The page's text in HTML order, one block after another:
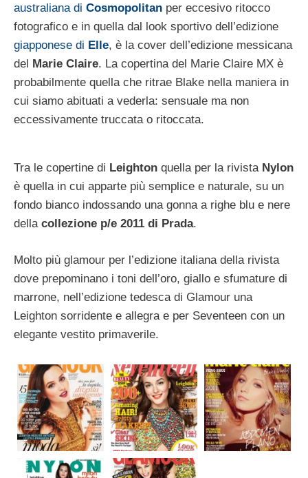
australiana di Cosmopolitan per eccesivo ritocco
fotografico e in quella dal look sportivo dell’edizione
giapponese di Elle, è la cover dell’edizione messicana
del
Marie Claire. La copertina del Marie Claire MX è
probabilmente quella che ritrae Blake nella maniera in
cui siamo abituati a vederla: sensuale ma non
eccessivamente truccata o ritoccata.
Tra le copertine di Leighton quella per la rivista Nylon
è quella in cui apparte più semplice e naturale, su un
fondo bianco indossando una gonna a righe blu e nere
della collezione p/e 2011 di Prada.
Molto più glamour per l’edizione italiana della rivista
dove prepominano i toni dell’oro, giallo e sfumature di
marrone, nell’edizione tedesca di Glamour una
Leighton sorridente e allegra e per Seventeen con un
elegante vestito primaverile.